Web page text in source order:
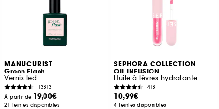
MANUCURIST
Green Flash
Vernis led
13813
À partir de 19,00€
21 teintes disponibles
SEPHORA COLLECTION
OIL INFUSION
Huile à lèvres hydratante
418
10,99€
4 teintes disponibles